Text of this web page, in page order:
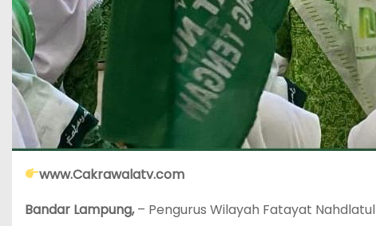
www.Cakrawalatv.com
Bandar Lampung,– Pengurus Wilayah Fatayat